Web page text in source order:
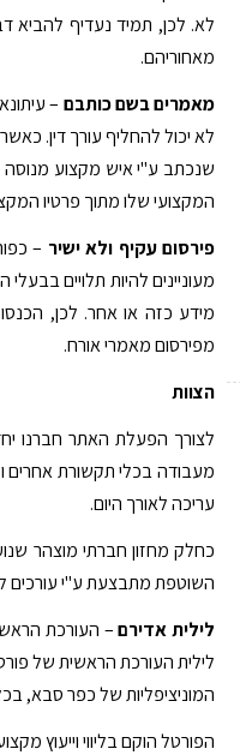
לא. לכן, תמיד נעדיף להביא
מאחוריהם.
מאמרים בשם כותבם –
לא יכול להחליף עורך דין.
שנכתב ע"י איש מקצוע מנוסה
המקצועי שלו מתוך פרטיו
פירסום עקיף ולא ישיר –
מעוניינים להיות תלויים
מידע כזה או אחר. לכן,
מפירסום מאמרי אורח.
הצוות
לצורך הפעלת האתר חברנו
עריכה לאורך היום.
כחלק מחזון חברתי מוצהר
השוטפת מתבצעת ע"י עורכים
לילית אדירם
המוניציפליות של כפר סבא,
הפורטל הוקם בליווי וייעוץ